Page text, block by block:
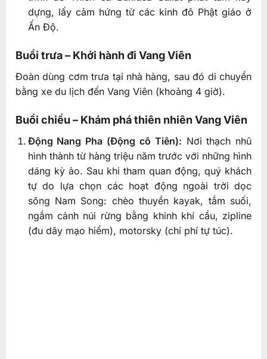
dựng, lấy cảm hứng từ các kinh đô Phật giáo ở
Ấn Độ.
Buổi trưa – Khởi hành đi Vang Viên
Đoàn dùng cơm trưa tại nhà hàng, sau đó di chuyển
bằng xe du lịch đến Vang Viên (khoảng 4 giờ).
Buổi chiều – Khám phá thiên nhiên Vang Viên
Động Nang Pha (Động cô Tiên): Nơi thạch nhũ
hình thành từ hàng triệu năm trước với những hình
dáng kỳ ảo. Sau khi tham quan động, quý khách
tự do lựa chọn các hoạt động ngoài trời dọc
sông Nam Song: chèo thuyền kayak, tắm suối,
ngắm cảnh núi rừng bằng khinh khí cầu, zipline
(đu dây mạo hiểm), motorsky (chi phí tự túc).